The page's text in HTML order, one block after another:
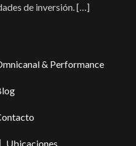
de inversión. […]
& Performance
Ubicaciones